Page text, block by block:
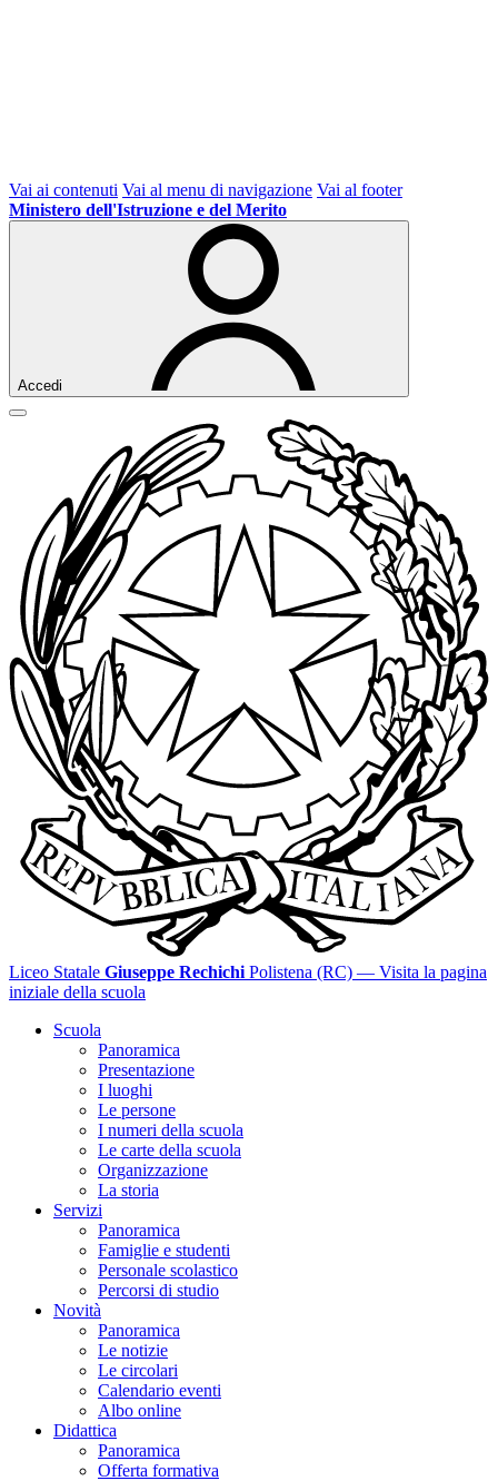
Vai ai contenuti Vai al menu di navigazione Vai al footer
Ministero dell'Istruzione e del Merito
Accedi
Liceo Statale Giuseppe Rechichi Polistena (RC) — Visita la pagina
iniziale della scuola
Scuola
Panoramica
Presentazione
I luoghi
Le persone
I numeri della scuola
Le carte della scuola
Organizzazione
La storia
Servizi
Panoramica
Famiglie e studenti
Personale scolastico
Percorsi di studio
Novità
Panoramica
Le notizie
Le circolari
Calendario eventi
Albo online
Didattica
Panoramica
Offerta formativa